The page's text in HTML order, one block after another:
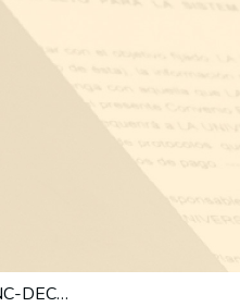
RD-2025-802-UNC-DEC#FP